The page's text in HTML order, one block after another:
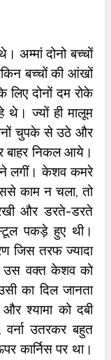
अम्मां दोनो बच्चों
बच्चों की आंखों
दोनों दम रोके
थे। ज्यों ही मालूम
चुपके से उठे और
बाहर निकल आये।
लगीं। केशव कमरे
काम न चला, तो
और डरते-डरते
पकड़े हुए थी।
जिस तरफ ज्यादा
उस वक्त केशव को
का दिल जानता
श्यामा को दबी
उतरकर बहुत
कार्निस पर था।